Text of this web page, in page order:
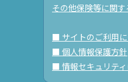
その他保険等に関
■ サイトのご利用に
■ 個人情報保護方針
■ 情報セキュリテ